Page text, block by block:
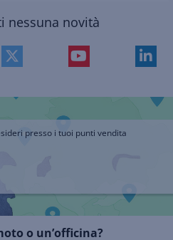
nessuna novità
presso i tuoi punti vendita
o un’officina?